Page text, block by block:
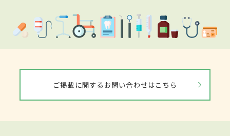
ご掲載に関するお問い合わせはこちら